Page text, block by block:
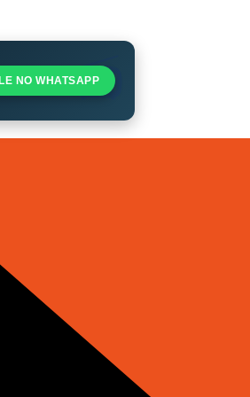
NO WHATSAPP